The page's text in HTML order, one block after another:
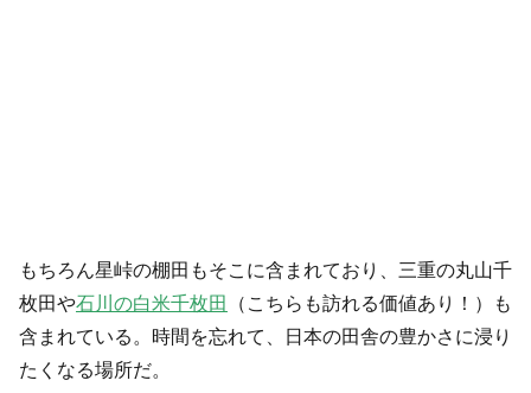
もちろん星峠の棚田もそこに含まれており、三重の丸山千
枚田や石川の白米千枚田 （こちらも訪れる価値あり！）も
含まれている。時間を忘れて、日本の田舎の豊かさに浸り
たくなる場所だ。